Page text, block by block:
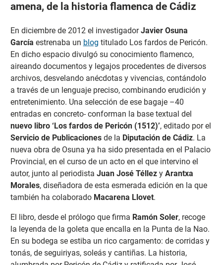
amena, de la historia flamenca de Cádiz
En diciembre de 2012 el investigadorJavier Osuna
García estrenaba un blog titulado Los fardos de Pericón.
En dicho espacio divulgó su conocimiento flamenco,
aireando documentos y legajos procedentes de diversos
archivos, desvelando anécdotas y vivencias, contándolo
a través de un lenguaje preciso, combinando erudición y
entretenimiento. Una selección de ese bagaje –40
entradas en concreto- conforman la base textual del
nuevo libro ‘Los fardos de Pericón (1512)’, editado por el
Servicio de Publicaciones de la Diputación de Cádiz. La
nueva obra de Osuna ya ha sido presentada en el Palacio
Provincial, en el curso de un acto en el que intervino el
autor, junto al periodista Juan José Téllezy Arantxa
Morales, diseñadora de esta esmerada edición en la que
también ha colaborado Macarena Llovet.
El libro, desde el prólogo que firma Ramón Soler, recoge
la leyenda de la goleta que encalla en la Punta de la Nao.
En su bodega se estiba un rico cargamento: de corridas y
tonás, de seguiriyas, soleás y cantiñas. La historia,